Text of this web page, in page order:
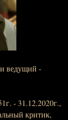
ведущий -
- 31.12.2020г.,
критик,